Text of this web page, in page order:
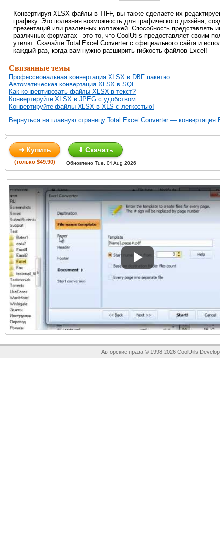
Конвертируя XLSX файлы в TIFF, вы также сделаете их
графику. Это полезная возможность для графического дизайна,
презентаций или различных коллажей. Способность представлять
различных форматах - это то, что CoolUtils предоставляет своим
утилит. Скачайте Total Excel Converter с официального сайта и
каждый раз, когда вам нужно расширить гибкость файлов Excel!
Связанные темы
Профессиональная конвертация XLSX в DBF пакетно.
Автоматическая конвертация XLSX в SQL.
Как конвертировать файлы XLSX в текст?
Конвертируйте XLSX в JPEG с удобством
Конвертируйте файлы XLSX в XLS с легкостью!
Вернуться на главную страницу Total Excel Converter — конвертация
➜ Купить ⬇ Скачать
(только $49.90) Обновлено Tue, 04 Aug 2026
Play
Авторские права © 1998-2026 CoolUtils